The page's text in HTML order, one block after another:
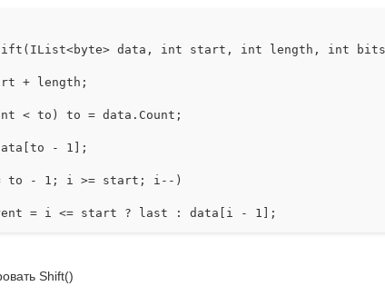
data, int start, int length, int
length;
to = data.Count;
- 1];
i >= start; i--)
start ? last : data[i - 1];
data.ToArray());
Shift()